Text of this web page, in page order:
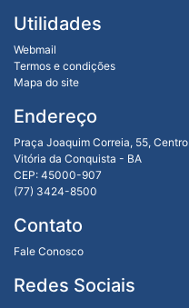
Utilidades
Webmail
Termos e condições
Mapa do site
Endereço
Praça Joaquim Correia, 55, Centro
Vitória da Conquista - BA
CEP: 45000-907
(77) 3424-8500
Contato
Fale Conosco
Redes Sociais